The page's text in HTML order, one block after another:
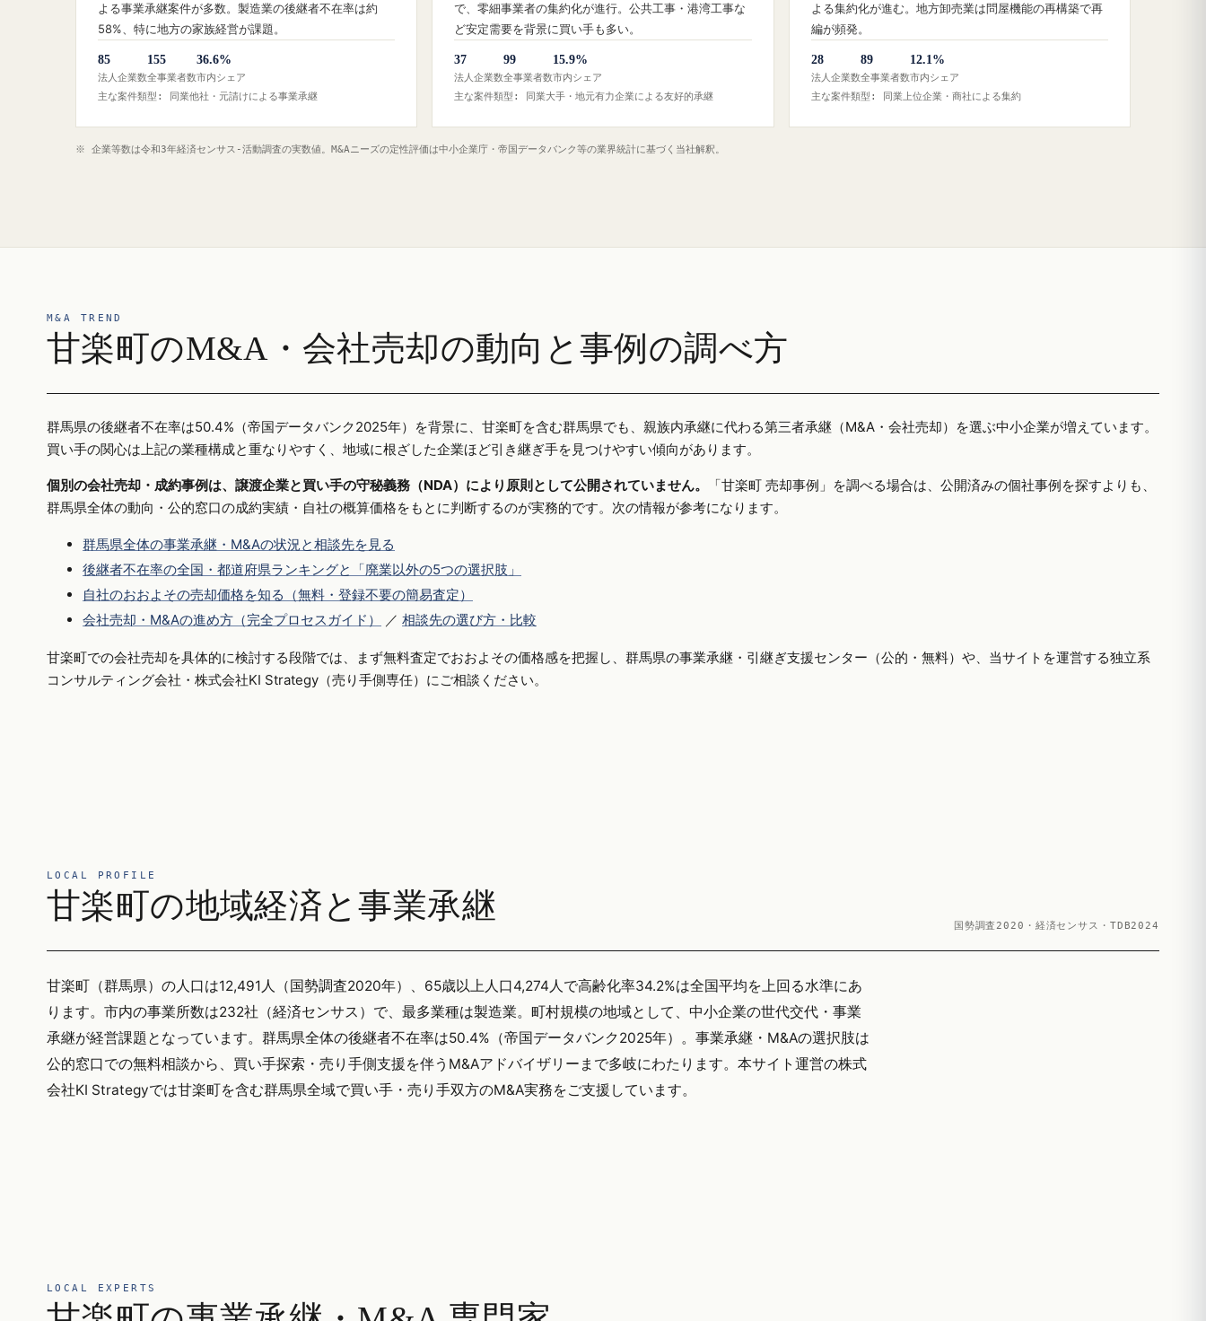
よる事業承継案件が多数。製造業の後継者不在率は約
58%、特に地方の家族経営が課題。
85
法人企業数
155
全事業者数
36.6%
市内シェア
主な案件類型: 同業他社・元請けによる事業承継
で、零細事業者の集約化が進行。公共工事・港湾工事な
ど安定需要を背景に買い手も多い。
37
法人企業数
99
全事業者数
15.9%
市内シェア
主な案件類型: 同業大手・地元有力企業による友好的承継
よる集約化が進む。地方卸売業は問屋機能の再構築で再
編が頻発。
28
法人企業数
89
全事業者数
12.1%
市内シェア
主な案件類型: 同業上位企業・商社による集約
※ 企業等数は令和3年経済センサス‐活動調査の実数値。M&Aニーズの定性評価は中小企業庁・帝国データバンク等の業界統計に基づく当社解釈。
M&A TREND
甘楽町のM&A・会社売却の動向と事例の調べ方
群馬県の後継者不在率は50.4%（帝国データバンク2025年）を背景に、甘楽町を含む群馬県でも、親族内承継に代わる第三者承継（M&A・会社売却）を選ぶ中小企業が増えています。
買い手の関心は上記の業種構成と重なりやすく、地域に根ざした企業ほど引き継ぎ手を見つけやすい傾向があります。
個別の会社売却・成約事例は、譲渡企業と買い手の守秘義務（NDA）により原則として公開されていません。
「甘楽町 売却事例」を調べる場合は、公開済みの個社事例を探すよりも、
群馬県全体の動向・公的窓口の成約実績・自社の概算価格をもとに判断するのが実務的です。次の情報が参考になります。
群馬県全体の事業承継・M&Aの状況と相談先を見る
後継者不在率の全国・都道府県ランキングと「廃業以外の5つの選択肢」
自社のおおよその売却価格を知る（無料・登録不要の簡易査定）
会社売却・M&Aの進め方（完全プロセスガイド）
／ 相談先の選び方・比較
甘楽町での会社売却を具体的に検討する段階では、まず無料査定でおおよその価格感を把握し、群馬県の事業承継・引継ぎ支援センター（公的・無料）や、当サイトを運営する独立系
コンサルティング会社・株式会社KI Strategy（売り手側専任）にご相談ください。
LOCAL PROFILE
甘楽町の地域経済と事業承継
国勢調査2020・経済センサス・TDB2024
甘楽町（群馬県）の人口は12,491人（国勢調査2020年）、65歳以上人口4,274人で高齢化率34.2%は全国平均を上回る水準にあ
ります。市内の事業所数は232社（経済センサス）で、最多業種は製造業。町村規模の地域として、中小企業の世代交代・事業
承継が経営課題となっています。群馬県全体の後継者不在率は50.4%（帝国データバンク2025年）。事業承継・M&Aの選択肢は
公的窓口での無料相談から、買い手探索・売り手側支援を伴うM&Aアドバイザリーまで多岐にわたります。本サイト運営の株式
会社KI Strategyでは甘楽町を含む群馬県全域で買い手・売り手双方のM&A実務をご支援しています。
LOCAL EXPERTS